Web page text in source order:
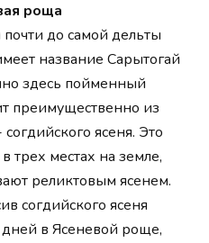
роща
до самой дельты
название Сарытогай
здесь пойменный
преимущественно из
ясеня. Это
трех местах на земле,
реликтовым ясенем.
согдийского ясеня
в Ясеневой роще,